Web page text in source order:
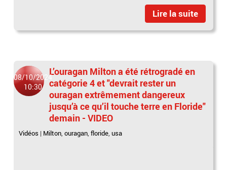
Lire la suite
08/10/2024
10:30
L’ouragan Milton a été rétrogradé en
catégorie 4 et "devrait rester un
ouragan extrêmement dangereux
jusqu’à ce qu’il touche terre en Floride"
demain - VIDEO
Vidéos | Milton,ouragan,floride,usa